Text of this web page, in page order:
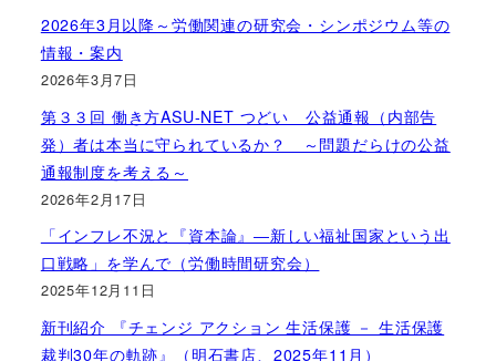
2026年3月以降～労働関連の研究会・シンポジウム等の
情報・案内
2026年3月7日
第３３回 働き方ASU-NET つどい 公益通報（内部告
発）者は本当に守られているか？ ～問題だらけの公益
通報制度を考える～
2026年2月17日
「インフレ不況と『資本論』―新しい福祉国家という出
口戦略」を学んで（労働時間研究会）
2025年12月11日
新刊紹介 『チェンジ アクション 生活保護 － 生活保護
裁判30年の軌跡』（明石書店、2025年11月）